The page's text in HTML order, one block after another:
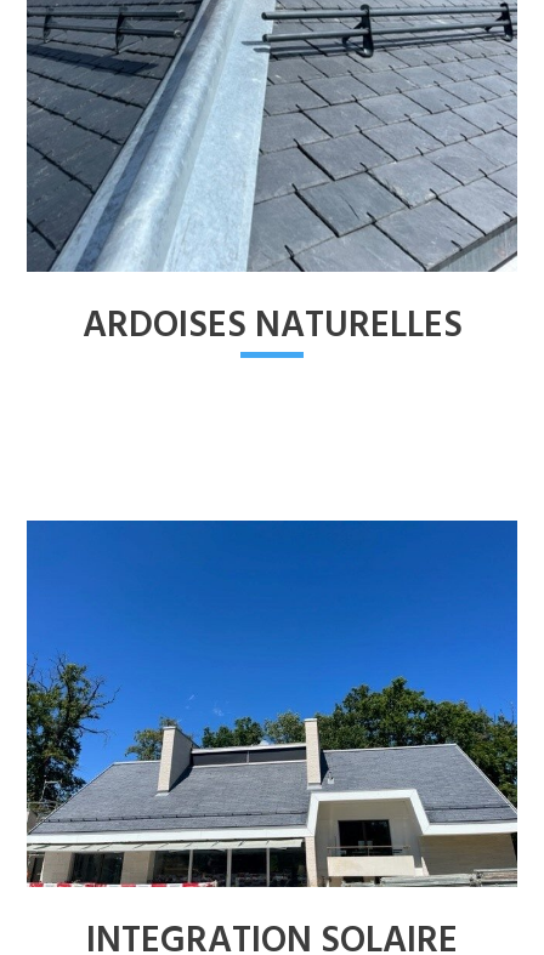
ARDOISES NATURELLES
INTEGRATION SOLAIRE